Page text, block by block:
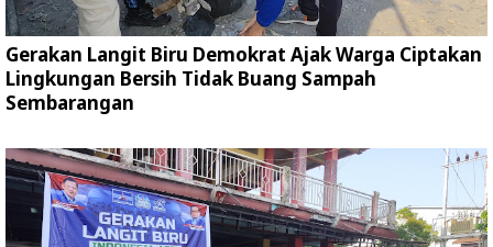
Gerakan Langit Biru Demokrat Ajak Warga Ciptakan
Lingkungan Bersih Tidak Buang Sampah
Sembarangan